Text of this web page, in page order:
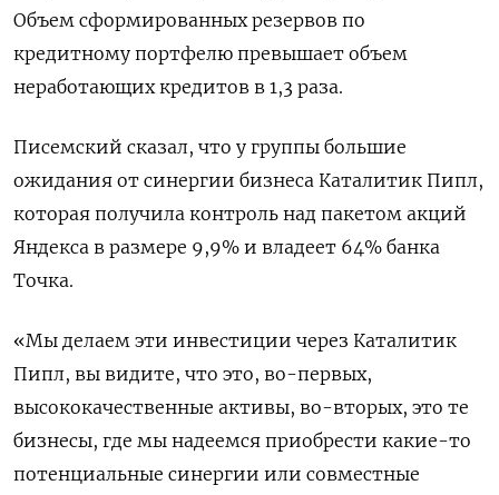
Объем сформированных резервов по
кредитному портфелю превышает объем
неработающих кредитов в 1,3 раза.
Писемский сказал, что у группы большие
ожидания от синергии бизнеса Каталитик Пипл,
которая получила контроль над пакетом акций
Яндекса в размере 9,9% и владеет 64% банка
Точка.
«Мы делаем эти инвестиции через Каталитик
Пипл, вы видите, что это, во-первых,
высококачественные активы, во-вторых, это те
бизнесы, где мы надеемся приобрести какие-то
потенциальные синергии или совместные